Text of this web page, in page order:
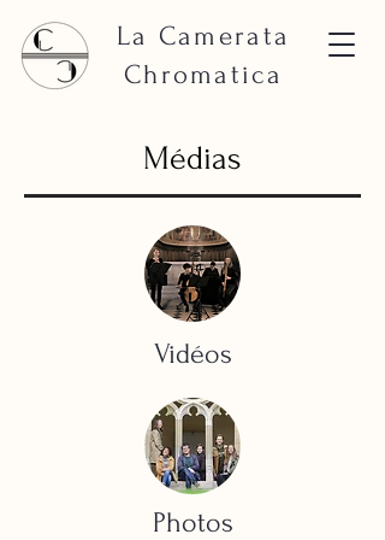
La Camerata
Chromatica
Médias
Vidéos
Photos